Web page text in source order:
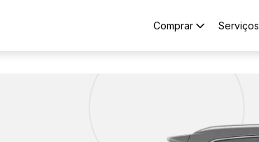
Comprar Serviços